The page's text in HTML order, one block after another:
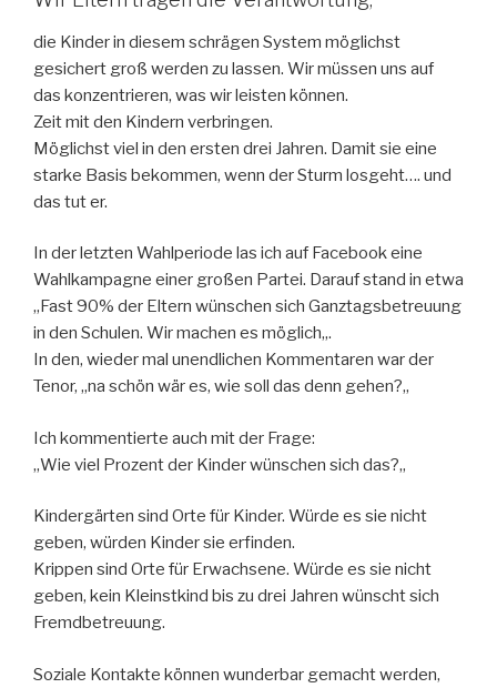
die Kinder in diesem schrägen System möglichst
gesichert groß werden zu lassen. Wir müssen uns auf
das konzentrieren, was wir leisten können.
Zeit mit den Kindern verbringen.
Möglichst viel in den ersten drei Jahren. Damit sie eine
starke Basis bekommen, wenn der Sturm losgeht…. und
das tut er.
In der letzten Wahlperiode las ich auf Facebook eine
Wahlkampagne einer großen Partei. Darauf stand in etwa
„Fast90% der Eltern wünschen sich Ganztagsbetreuung
in den Schulen. Wir machen es möglich„.
In den, wieder mal unendlichen Kommentaren war der
Tenor, „na schön wär es, wie soll das denn gehen?„
Ich kommentierte auch mitder Frage:
„Wie viel Prozent der Kinder wünschen sich das?„
Kindergärten sind Orte für Kinder. Würde es sie nicht
geben, würden Kinder sie erfinden.
Krippen sind Orte für Erwachsene. Würde es sie nicht
geben, kein Kleinstkind bis zu drei Jahren wünscht sich
Fremdbetreuung.
Soziale Kontakte können wunderbar gemacht werden,